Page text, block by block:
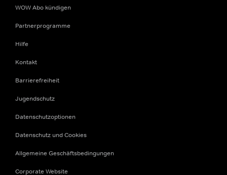
WOW Abo kündigen
Partnerprogramme
Hilfe
Kontakt
Barrierefreiheit
Jugendschutz
Datenschutzoptionen
Datenschutz und Cookies
Allgemeine Geschäftsbedingungen
Corporate Website